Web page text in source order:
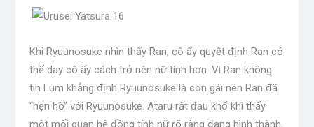
Khi Ryuunosuke nhìn thấy Ran, cô ấy quyết định Ran có
thể dạy cô ấy cách trở nên nữ tính hơn. Vì Ran không
tin Lum khẳng định Ryuunosuke là con gái nên Ran đã
“hẹn hò” với Ryuunosuke. Ataru rất đau khổ khi thấy
một mối quan hệ đồng tính nữ rõ ràng đang hình thành.